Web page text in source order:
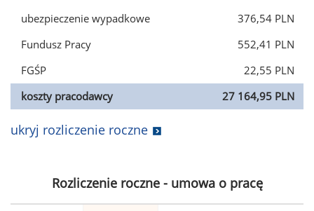
ubezpieczenie wypadkowe
376,54 PLN
Fundusz Pracy
552,41 PLN
FGŚP
22,55 PLN
koszty pracodawcy
27 164,95 PLN
ukryj rozliczenie roczne
Rozliczenie roczne - umowa o pracę